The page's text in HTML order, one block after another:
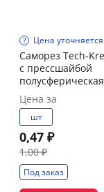
Цена уточняется
Саморез Tech-
с прессшайбой
4,2х13 мм
Цена за
шт
0,47 ₽
1,00 ₽
Под заказ